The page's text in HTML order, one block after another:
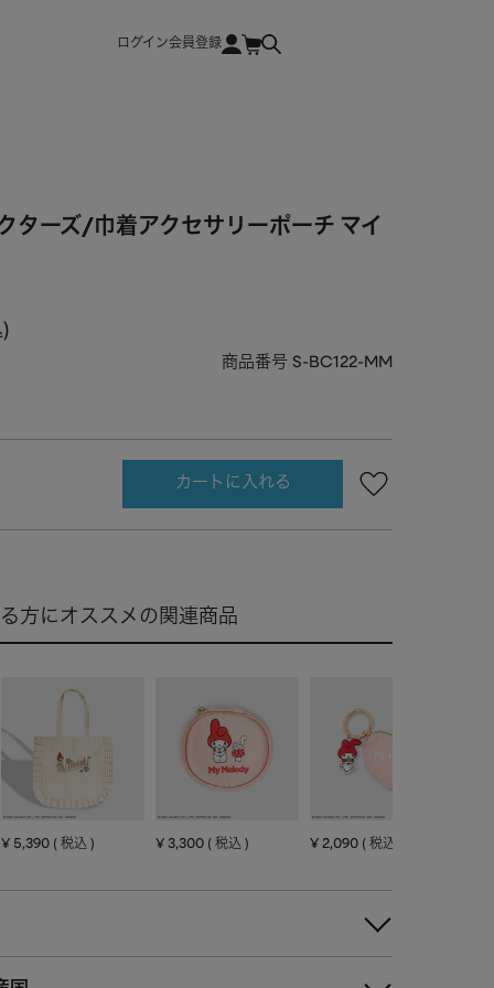
ログイン会員登録
ターズ/巾着アクセサリーポーチ マイ
商品番号 S-BC122-MM
カートに入れる
¥ 5,390 税込 ¥ 3,300 税込 ¥ 2,090 税込